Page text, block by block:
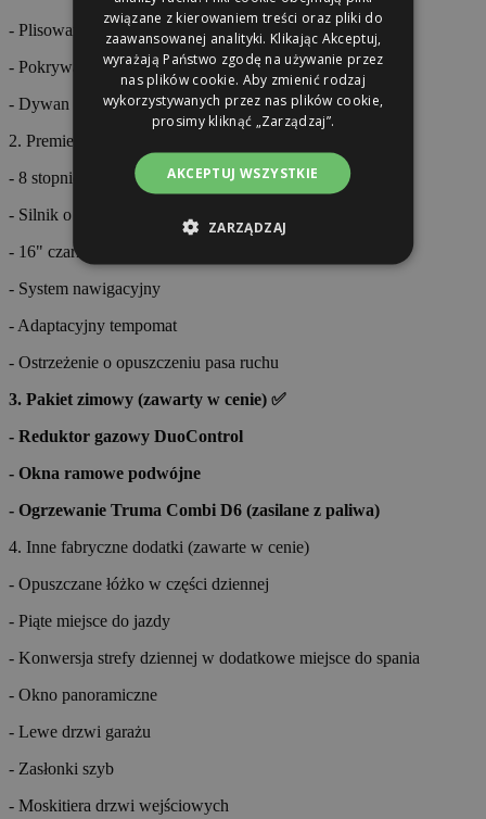
- Plisowane zasłony w szoferce
- Pokrywa zlewu kuchennego
- Dywan do strefy mieszkalnej
2. Premiere Edition (zawarte w cenie)
- 8 stopniowa automatyczna skrzynia biegów
- Silnik o mocy 165KM
- 16" czarne obręcze aluminiowe
- System nawigacyjny
- Adaptacyjny tempomat
- Ostrzeżenie o opuszczeniu pasa ruchu
3. Pakiet zimowy (zawarty w cenie) ✅
- Reduktor gazowy DuoControl
- Okna ramowe podwójne
- Ogrzewanie Truma Combi D6 (zasilane z paliwa)
4. Inne fabryczne dodatki (zawarte w cenie)
- Opuszczane łóżko w części dziennej
- Piąte miejsce do jazdy
- Konwersja strefy dziennej w dodatkowe miejsce do spania
- Okno panoramiczne
- Lewe drzwi garażu
- Zasłonki szyb
- Moskitiera drzwi wejściowych
związane z kierowaniem treści oraz pliki do
zaawansowanej analityki. Klikając Akceptuj,
wyrażają Państwo zgodę na używanie przez
nas plików cookie. Aby zmienić rodzaj
wykorzystywanych przez nas plików cookie,
prosimy kliknąć „Zarządzaj”.
AKCEPTUJ WSZYSTKIE
ZARZĄDZAJ